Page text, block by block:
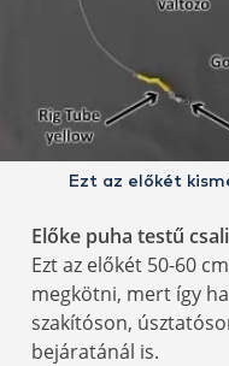
Ezt az előkét
Előke puha testű
Ezt az előkét 50-60
megkötni, mert így
szakítóson,
bejáratánál is.